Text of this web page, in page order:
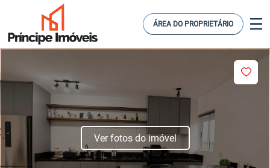
ÁREA DO PROPRIETÁRIO
Ver fotos do imóvel